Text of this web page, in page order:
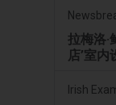
拉梅洛·
店’室
Irish